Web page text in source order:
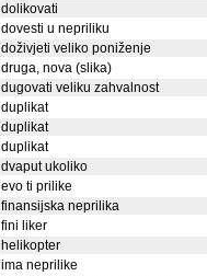
dolikovati
dovesti u nepriliku
doživjeti veliko poniženje
druga, nova (slika)
dugovati veliku zahvalnost
duplikat
duplikat
duplikat
dvaput ukoliko
evo ti prilike
finansijska neprilika
fini liker
helikopter
ima neprilike